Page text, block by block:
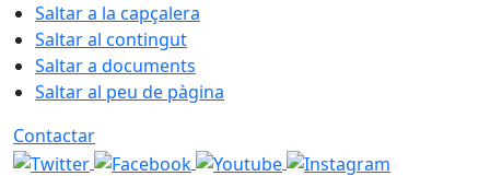
Saltar a la capçalera
Saltar al contingut
Saltar a documents
Saltar al peu de pàgina
Contactar